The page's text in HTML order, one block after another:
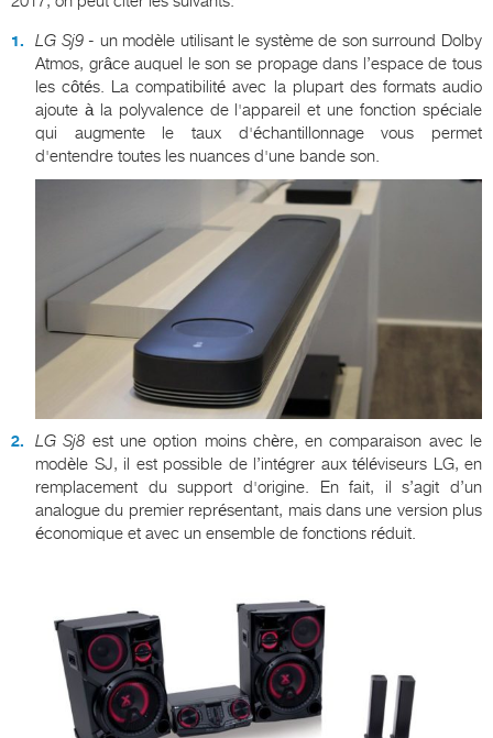
LG Sj9- un modèle utilisant le système de son surround Dolby
Atmos, grâce auquel le son se propage dans l’espace de tous
les côtés. La compatibilité avec la plupart des formats audio
ajoute à la polyvalence de l'appareil et une fonction spéciale
qui augmente le taux d'échantillonnage vous permet
d'entendre toutes les nuances d'une bande son.
LG Sj8 est une option moins chère, en comparaison avec le
modèle SJ, il est possible de l’intégrer aux téléviseurs LG, en
remplacement du support d'origine. En fait, il s’agit d’un
analogue du premier représentant, mais dans une version plus
économique et avec un ensemble de fonctions réduit.